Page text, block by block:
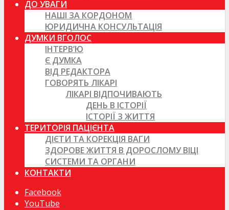
ДО УВАГИ
НАШІ ЗА КОРДОНОМ
ЮРИДИЧНА КОНСУЛЬТАЦІЯ
ДУМКИ ВГОЛОС
ІНТЕРВ’Ю
Є ДУМКА
ВІД РЕДАКТОРА
ГОВОРЯТЬ ЛІКАРІ
ЛІКАРІ ВІДПОЧИВАЮТЬ
ДЕНЬ В ІСТОРІЇ
ІСТОРІЇ З ЖИТТЯ
ТЕРИТОРІЯ ПАЦІЄНТА
ДІЄТИ ТА КОРЕКЦІЯ ВАГИ
ЗДОРОВЕ ЖИТТЯ В ДОРОСЛОМУ ВІЦІ
СИСТЕМИ ТА ОРГАНИ
КОНТАКТИ
Facebook
YouTube